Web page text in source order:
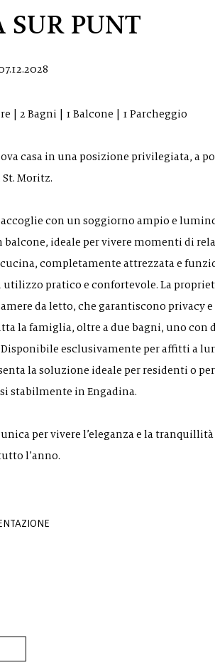
SUR PUNT
| 2 Bagni | 1 Balcone | 1 Parcheggio
casa in una posizione privilegiata, a
St. Moritz.
accoglie con un soggiorno ampio e
balcone, ideale per vivere momenti di
completamente attrezzata e
utilizzo pratico e confortevole. La
da letto, che garantiscono privacy e
la famiglia, oltre a due bagni, uno con
esclusivamente per affitti a
la soluzione ideale per residenti o
stabilmente in Engadina.
per vivere l’eleganza e la tranquillità
l’anno.